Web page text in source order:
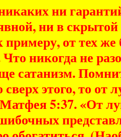
ни
ни в
примеру, от тех
никогда не
сатанизм.
этого, то от
5:37. «От